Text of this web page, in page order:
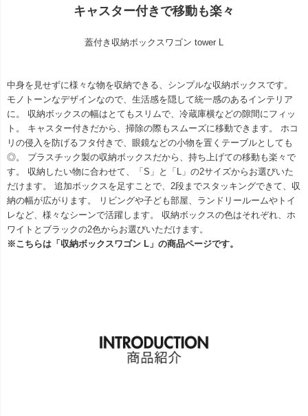
キャスター付きで移動も楽々
蓋付き収納ボックスワゴン tower L
中身を見せずに様々な物を収納できる、シンプルな収納ボックスです。
モノトーンなデザインなので、生活感を隠して統一感のあるインテリア
に。 収納ボックスの幅はとてもスリムで、冷蔵庫横などの隙間にフィッ
ト。 キャスター付きだから、掃除の際もスムーズに移動できます。 ホコ
リの侵入を防げるフタ付きで、眼鏡などの小物を置くテーブルとしても
◎。 プラスチック製の収納ボックスだから、持ち上げての移動も楽々で
す。 収納したい物に合わせて、「S」と「L」の2サイズからお選びいた
だけます。 追加ボックスを足すことで、2段までスタッキングできて、収
納の幅が広がります。 リビングや子ども部屋、ランドリールームやトイ
レなど、様々なシーンで活躍します。 収納ボックスの色はそれぞれ、ホ
ワイトとブラックの2色からお選びいただけます。
※こちらは「収納ボックスワゴン L」の商品ページです。